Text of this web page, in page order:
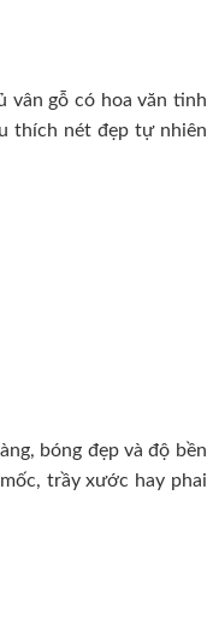
vân gỗ có hoa văn tinh
thích nét đẹp tự nhiên
bóng đẹp và độ bền
trầy xước hay phai